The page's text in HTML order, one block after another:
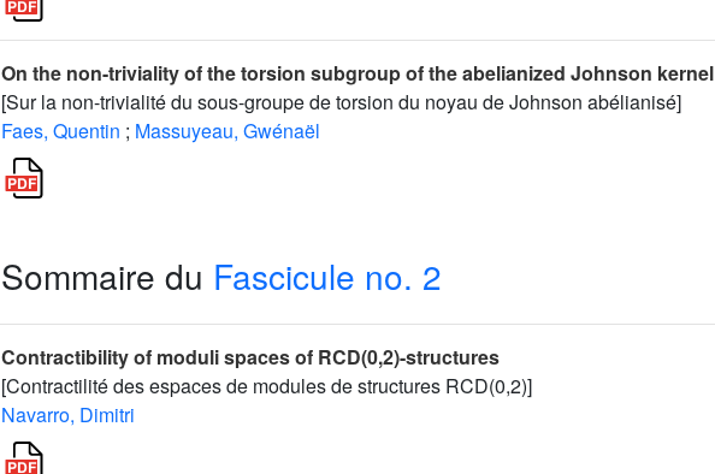
On the non-triviality of the torsion subgroup of the abelianized Johnson kernel
[Sur la non-trivialité du sous-groupe de torsion du noyau de Johnson abélianisé]
Faes, Quentin ; Massuyeau, Gwénaël
Sommaire du Fascicule no. 2
Contractibility of moduli spaces of RCD(0,2)-structures
[Contractilité des espaces de modules de structures RCD(0,2)]
Navarro, Dimitri